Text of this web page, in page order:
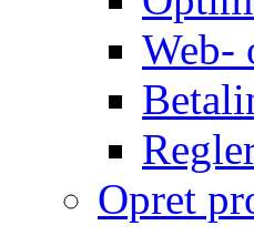
Web-
Opret